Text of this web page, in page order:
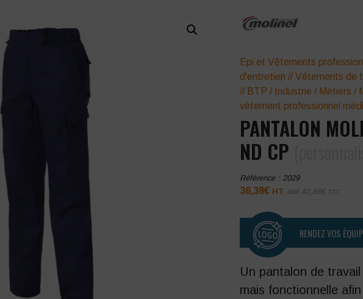
Epi et Vêtements
d'entretien //Vêtements de
// BTP / Industrie / Métiers /
vêtement professionnel
PANTALON
ND CP
Référence : 2029
36,38€ HT soit 43,66€ TTC
RENDEZ VOS
Un pantalon de
mais fonctionnelle